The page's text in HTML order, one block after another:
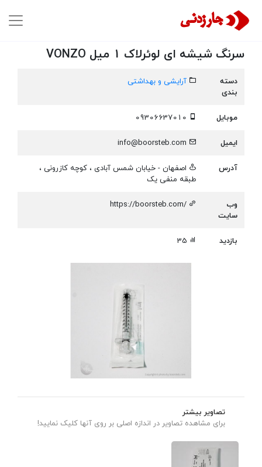
سرنگ شیشه ای لوئرلاک 1 میل VONZO
دسته
بندی
آرایشی و بهداشتی
موبایل
ایمیل
info@boorsteb.com
آدرس
اصفهان - خیابان شمس آبادی ، کوچه کازرونی ،
طبقه منفی یک
وب
سایت
https://boorsteb.com/
بازدید
تصاویر بیشتر
برای مشاهده تصاویر در اندازه اصلی بر روی آنها کلیک نمایید!